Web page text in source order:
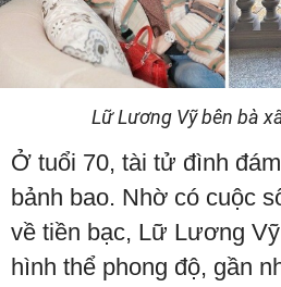
Lữ Lương Vỹ bên bà
Ở tuổi 70, tài tử đình
bảnh bao. Nhờ có cuộc
về tiền bạc, Lữ Lương
hình thể phong độ, gần